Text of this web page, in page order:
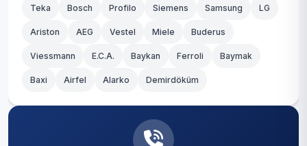
Teka Bosch Profilo Siemens Samsung LG
Ariston AEG Vestel Miele Buderus
Viessmann E.C.A. Baykan Ferroli Baymak
Baxi Airfel Alarko Demirdöküm